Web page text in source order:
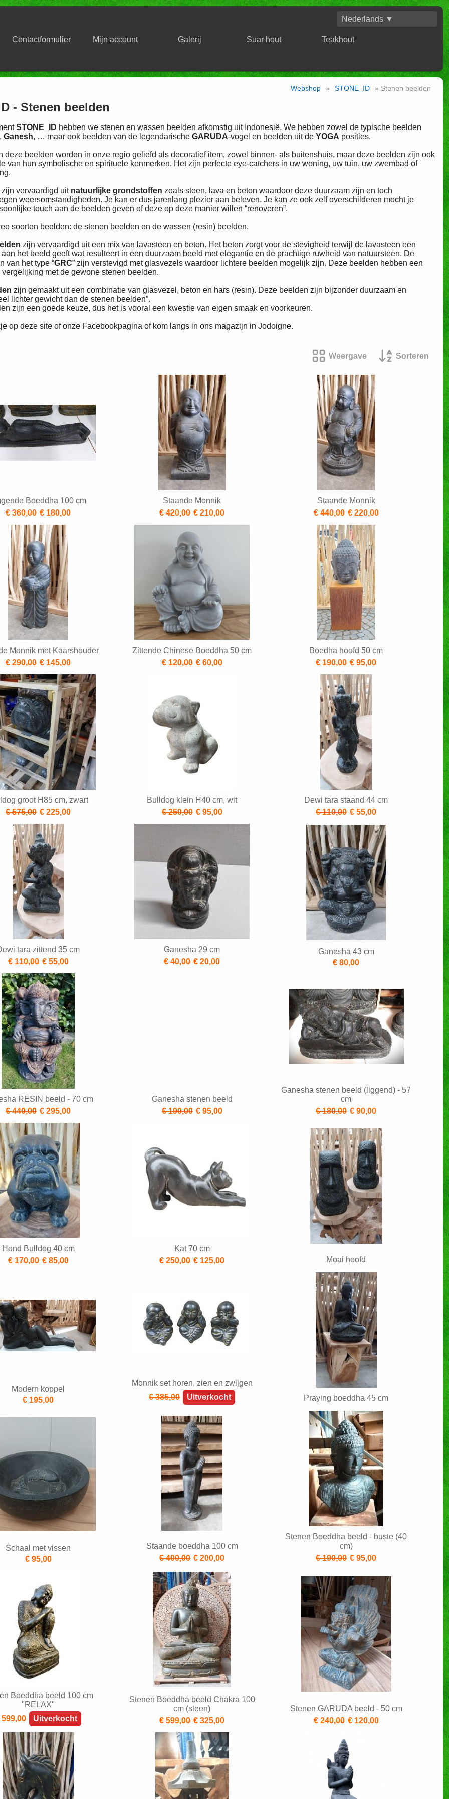
Nederlands ▼
Contactformulier Mijn account Galerij Suar hout Teakhout
Webshop » STONE_ID » Stenen beelden
- Stenen beelden
STONE_ID hebben we stenen en wassen beelden afkomstig uit Indonesië. We hebben zowel de typische beelden
Ganesh, … maar ook beelden van de legendarische GARUDA-vogel en beelden uit de YOGA posities.
deze beelden worden in onze regio geliefd als decoratief item, zowel binnen- als buitenshuis, maar deze beelden zijn ook
van hun symbolische en spirituele kenmerken. Het zijn perfecte eye-catchers in uw woning, uw tuin, uw zwembad of
vervaardigd uit natuurlijke grondstoffen zoals steen, lava en beton waardoor deze duurzaam zijn en toch
weersomstandigheden. Je kan er dus jarenlang plezier aan beleven. Je kan ze ook zelf overschilderen mocht je
touch aan de beelden geven of deze op deze manier willen “renoveren”.
soorten beelden: de stenen beelden en de wassen (resin) beelden.
zijn vervaardigd uit een mix van lavasteen en beton. Het beton zorgt voor de stevigheid terwijl de lavasteen een
het beeld geeft wat resulteert in een duurzaam beeld met elegantie en de prachtige ruwheid van natuursteen. De
van het type “GRC” zijn verstevigd met glasvezels waardoor lichtere beelden mogelijk zijn. Deze beelden hebben een
met de gewone stenen beelden.
zijn gemaakt uit een combinatie van glasvezel, beton en hars (resin). Deze beelden zijn bijzonder duurzaam en
lichter gewicht dan de stenen beelden”.
zijn een goede keuze, dus het is vooral een kwestie van eigen smaak en voorkeuren.
op deze site of onze Facebookpagina of kom langs in ons magazijn in Jodoigne.
Weergave Sorteren
Boeddha 100 cm
€ 360,00 € 180,00
Staande Monnik
€ 420,00 € 210,00
Staande Monnik
€ 440,00 € 220,00
Monnik met Kaarshouder
€ 290,00 € 145,00
Zittende Chinese Boeddha 50 cm
€ 120,00 € 60,00
Boedha hoofd 50 cm
€ 190,00 € 95,00
groot H85 cm, zwart
€ 575,00 € 225,00
Bulldog klein H40 cm, wit
€ 250,00 € 95,00
Dewi tara staand 44 cm
€ 110,00 € 55,00
tara zittend 35 cm
€ 110,00 € 55,00
Ganesha 29 cm
€ 40,00 € 20,00
Ganesha 43 cm
€ 80,00
RESIN beeld - 70 cm
€ 440,00 € 295,00
Ganesha stenen beeld
€ 190,00 € 95,00
Ganesha stenen beeld (liggend) - 57
cm
€ 180,00 € 90,00
Hond Bulldog 40 cm
€ 170,00 € 85,00
Kat 70 cm
€ 250,00 € 125,00 Moai hoofd
Modern koppel
€ 195,00
Monnik set horen, zien en zwijgen
€ 385,00
Uitverkocht Praying boeddha 45 cm
Schaal met vissen
€ 95,00
Staande boeddha 100 cm
€ 400,00 € 200,00
Stenen Boeddha beeld - buste (40
cm)
€ 190,00 € 95,00
Boeddha beeld 100 cm
"RELAX"
599,00
Uitverkocht
Stenen Boeddha beeld Chakra 100
cm (steen)
€ 599,00 € 325,00
Stenen GARUDA beeld - 50 cm
€ 240,00 € 120,00